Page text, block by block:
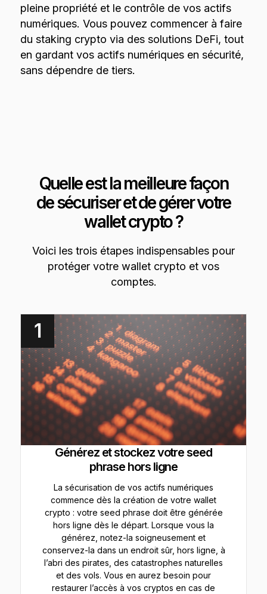
pleine propriété et le contrôle de vos actifs
numériques. Vous pouvez commencer à faire
du staking crypto via des solutions DeFi, tout
en gardant vos actifs numériques en sécurité,
sans dépendre de tiers.
Quelle est la meilleure façon
de sécuriser et de gérer votre
wallet crypto ?
Voici les trois étapes indispensables pour
protéger votre wallet crypto et vos
comptes.
1
Générez et stockez votre seed
phrase hors ligne
La sécurisation de vos actifs numériques
commence dès la création de votre wallet
crypto : votre seed phrase doit être générée
hors ligne dès le départ. Lorsque vous la
générez, notez-la soigneusement et
conservez-la dans un endroit sûr, hors ligne, à
l’abri des pirates, des catastrophes naturelles
et des vols. Vous en aurez besoin pour
restaurer l’accès à vos cryptos en cas de